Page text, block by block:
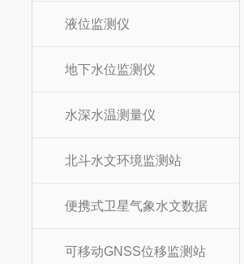
液位监测仪
地下水位监测仪
水深水温测量仪
北斗水文环境监测站
便携式卫星气象水文数据
可移动GNSS位移监测站